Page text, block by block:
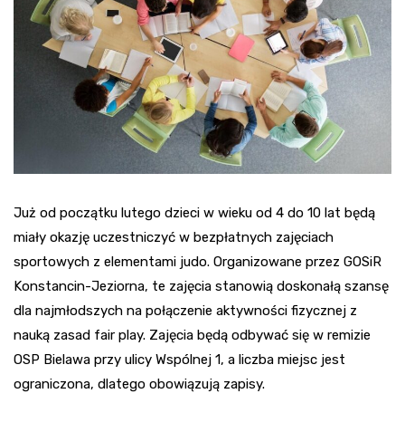
Już od początku lutego dzieci w wieku od 4 do 10 lat będą
miały okazję uczestniczyć w bezpłatnych zajęciach
sportowych z elementami judo. Organizowane przez GOSiR
Konstancin-Jeziorna, te zajęcia stanowią doskonałą szansę
dla najmłodszych na połączenie aktywności fizycznej z
nauką zasad fair play. Zajęcia będą odbywać się w remizie
OSP Bielawa przy ulicy Wspólnej 1, a liczba miejsc jest
ograniczona, dlatego obowiązują zapisy.